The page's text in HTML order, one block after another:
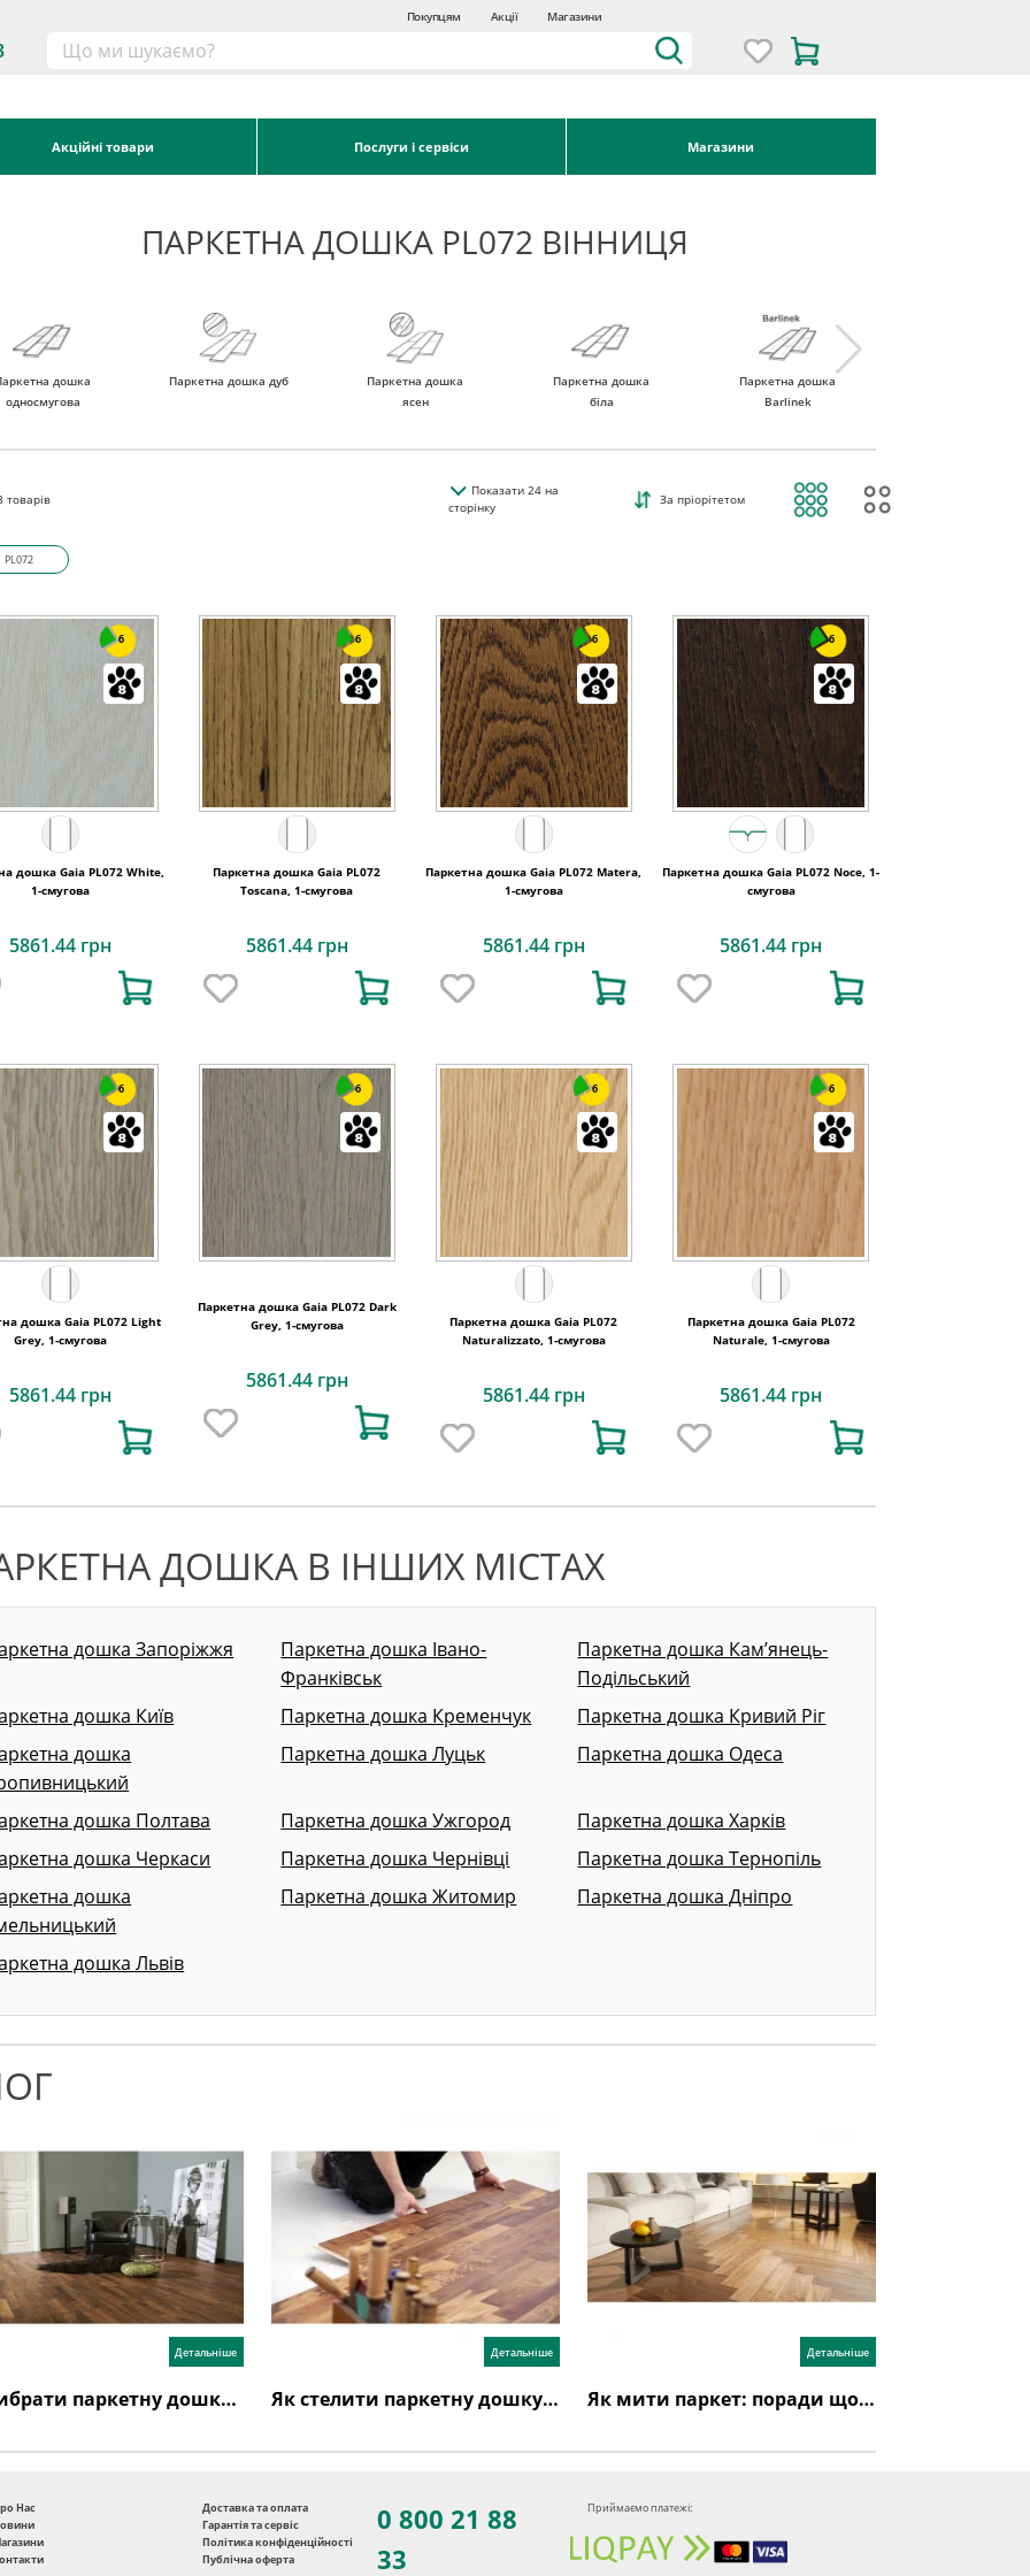
Покупцям Акції Магазини
Акційні товари Послуги і сервіси Магазини
ПАРКЕТНА ДОШКА PL072 ВІННИЦЯ
дошка
односмугова
Паркетна дошка дуб
Паркетна дошка
ясен
Паркетна дошка
біла
Паркетна дошка
Barlinek
товарів
Показати24на
сторінку
За пріорітетом
PL072
6
дошка Gaia PL072 White,
1-смугова
5861.44 грн
6
Паркетна дошка Gaia PL072
Toscana, 1-смугова
5861.44 грн
6
Паркетна дошка Gaia PL072 Matera,
1-смугова
5861.44 грн
6
Паркетна дошка Gaia PL072 Noce, 1-
смугова
5861.44 грн
6
дошка Gaia PL072 Light
Grey, 1-смугова
5861.44 грн
6
Паркетна дошка Gaia PL072 Dark
Grey, 1-смугова
5861.44 грн
6
Паркетна дошка Gaia PL072
Naturalizzato, 1-смугова
5861.44 грн
6
Паркетна дошка Gaia PL072
Naturale, 1-смугова
5861.44 грн
ДОШКА В ІНШИХ МІСТАХ
дошка Запоріжжя
Паркетна дошка Івано-
Франківськ
Паркетна дошка Кам’янець-
Подільський
дошка Київ
Паркетна дошка Кременчук
Паркетна дошка Кривий Ріг
дошка
Паркетна дошка Луцьк Паркетна дошка Одеса
дошка Полтава Паркетна дошка Ужгород
Паркетна дошка Харків
дошка Черкаси
Паркетна дошка Чернівці
Паркетна дошка Тернопіль
дошка
Паркетна дошка Житомир Паркетна дошка Дніпро
дошка Львів
Детальніше
Як вибрати паркетну дошку: поради експертів та відгуки
Детальніше
Як стелити паркетну дошку: інструкція з укладання
Детальніше
Як мити паркет: поради щодо догляду за паркетною дошкою
Нас
Доставка та оплата
Гарантія та сервіс
Політика конфіденційності
Публічна оферта
0 800 21 88
33
Приймаємо платежі: